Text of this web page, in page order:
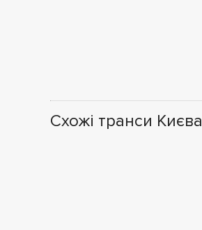
Схожі транси Києва